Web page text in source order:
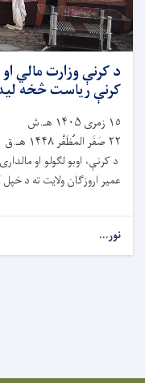
د کرنې وزارت مالي
کرنې رياست څخه
١٥ زمری ۱۴۰۵ هـ.ش
٢٢ صَفَر المُظَفَّر ۱۴۴۸ هـ.ق
د کرنې، اوبو لګولو او
عمير اروزګان ولايت ته د
نور...